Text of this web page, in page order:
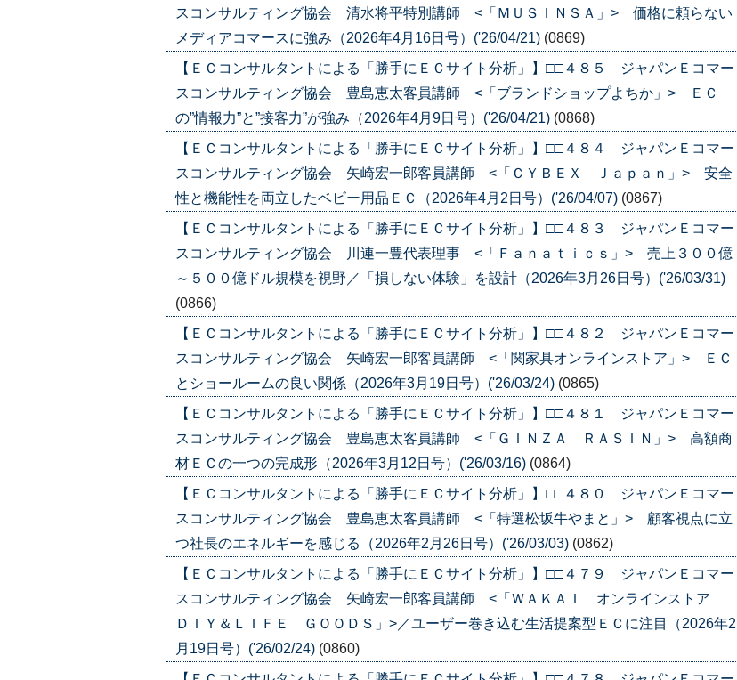
スコンサルティング協会 清水将平特別講師 <「ＭＵＳＩＮＳＡ」> 価格に頼らない
メディアコマースに強み（2026年4月16日号）('26/04/21) (0869)
【ＥＣコンサルタントによる「勝手にＥＣサイト分析」】□□４８５ ジャパンＥコマー
スコンサルティング協会 豊島恵太客員講師 <「ブランドショップよちか」> ＥＣ
の”情報力”と”接客力”が強み（2026年4月9日号）('26/04/21) (0868)
【ＥＣコンサルタントによる「勝手にＥＣサイト分析」】□□４８４ ジャパンＥコマー
スコンサルティング協会 矢崎宏一郎客員講師 <「ＣＹＢＥＸ Ｊａｐａｎ」> 安全
性と機能性を両立したベビー用品ＥＣ（2026年4月2日号）('26/04/07) (0867)
【ＥＣコンサルタントによる「勝手にＥＣサイト分析」】□□４８３ ジャパンＥコマー
スコンサルティング協会 川連一豊代表理事 <「Ｆａｎａｔｉｃｓ」> 売上３００億
～５００億ドル規模を視野／「損しない体験」を設計（2026年3月26日号）('26/03/31)
(0866)
【ＥＣコンサルタントによる「勝手にＥＣサイト分析」】□□４８２ ジャパンＥコマー
スコンサルティング協会 矢崎宏一郎客員講師 <「関家具オンラインストア」> ＥＣ
とショールームの良い関係（2026年3月19日号）('26/03/24) (0865)
【ＥＣコンサルタントによる「勝手にＥＣサイト分析」】□□４８１ ジャパンＥコマー
スコンサルティング協会 豊島恵太客員講師 <「ＧＩＮＺＡ ＲＡＳＩＮ」> 高額商
材ＥＣの一つの完成形（2026年3月12日号）('26/03/16) (0864)
【ＥＣコンサルタントによる「勝手にＥＣサイト分析」】□□４８０ ジャパンＥコマー
スコンサルティング協会 豊島恵太客員講師 <「特選松坂牛やまと」> 顧客視点に立
つ社長のエネルギーを感じる（2026年2月26日号）('26/03/03) (0862)
【ＥＣコンサルタントによる「勝手にＥＣサイト分析」】□□４７９ ジャパンＥコマー
スコンサルティング協会 矢崎宏一郎客員講師 <「ＷＡＫＡＩ オンラインストア
ＤＩＹ＆ＬＩＦＥ ＧＯＯＤＳ」>／ユーザー巻き込む生活提案型ＥＣに注目（2026年2
月19日号）('26/02/24) (0860)